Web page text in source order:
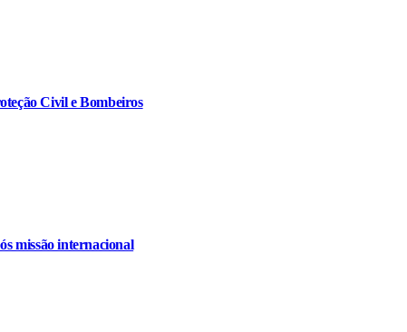
Civil e Bombeiros
missão internacional